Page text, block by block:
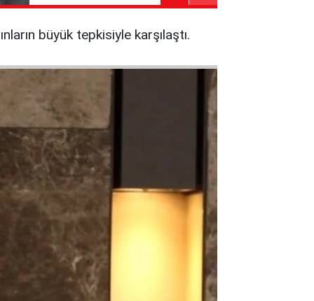
büyük tepkisiyle karşılaştı.